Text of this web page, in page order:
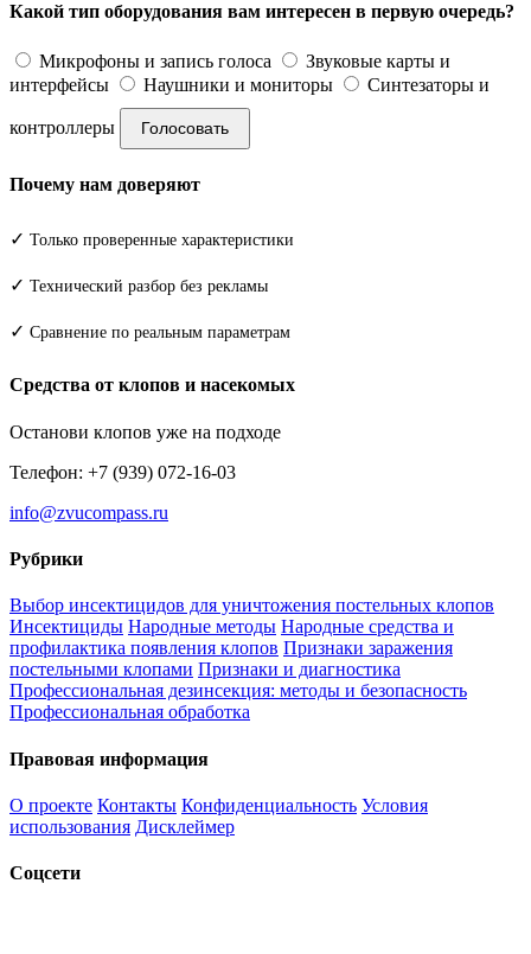
Какой тип оборудования вам интересен в первую очередь?
Микрофоны и запись голоса
Звуковые карты и
интерфейсы
Наушники и мониторы Синтезаторы и
контроллеры Голосовать
Почему нам доверяют
✓ Только проверенные характеристики
✓ Технический разбор без рекламы
✓ Сравнение по реальным параметрам
Средства от клопов и насекомых
Останови клопов уже на подходе
Телефон: +7 (939) 072-16-03
info@zvucompass.ru
Рубрики
Выбор инсектицидов для уничтожения постельных клопов
Инсектициды Народные методы Народные средства и
профилактика появления клопов Признаки заражения
постельными клопами Признаки и диагностика
Профессиональная дезинсекция: методы и безопасность
Профессиональная обработка
Правовая информация
О проекте Контакты Конфиденциальность Условия
использования Дисклеймер
Соцсети